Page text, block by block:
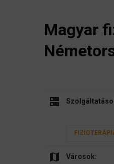
Magyar
dns
map Városok: